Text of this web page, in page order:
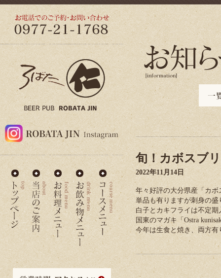
旬！カボスブ
2022年11月14日
年々好評の大分県産「カ
単品も有りますが刺身の
白子とカキフライは不定
国東のマガキ「Ostra
今年は生食と焼き、両方